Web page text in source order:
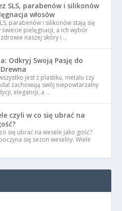
SLS, parabenów i silikonów
włosów
parabenów i silikonów stają się
pielęgnacji, a ich wybór
naszej skóry i …
Odkryj Swoją Pasję do
jest z plastiku, metalu czy
zachowują swój niepowtarzalny
elegancji, a …
czyli w co się ubrać na
się ubrać na wesele jako gość?
się sezon weselny. Wiele